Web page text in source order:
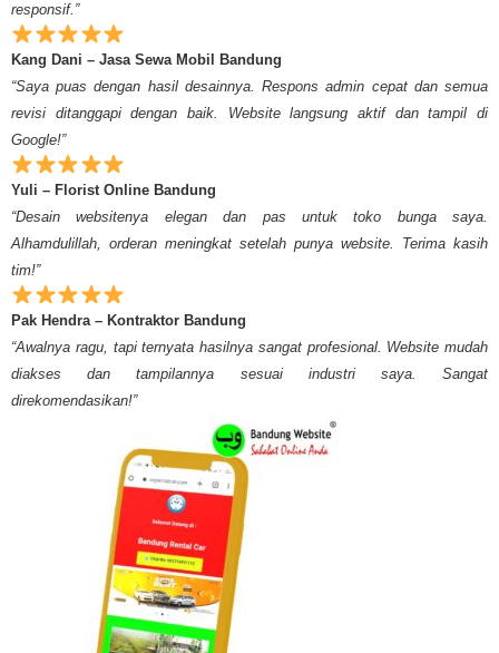
responsif.”
Kang Dani – Jasa Sewa Mobil Bandung
“Saya puas dengan hasil desainnya. Respons admin cepat dan semua
revisi ditanggapi dengan baik. Website langsung aktif dan tampil di
Google!”
Yuli – Florist Online Bandung
“Desain websitenya elegan dan pas untuk toko bunga saya.
Alhamdulillah, orderan meningkat setelah punya website. Terima kasih
tim!”
Pak Hendra – Kontraktor Bandung
“Awalnya ragu, tapi ternyata hasilnya sangat profesional. Website mudah
diakses dan tampilannya sesuai industri saya. Sangat
direkomendasikan!”